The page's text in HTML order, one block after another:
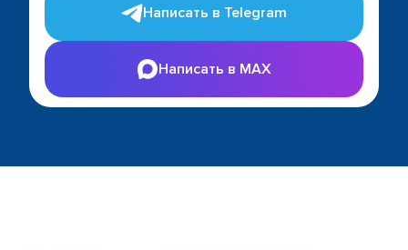
Написать в Telegram
Написать в MAX